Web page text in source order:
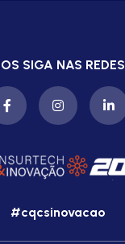
SIGA NAS REDES
#cqcsinovacao